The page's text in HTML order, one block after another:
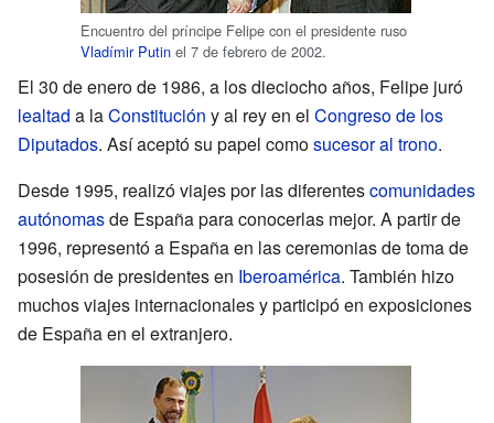
Encuentro del príncipe Felipe con el presidente ruso
Vladímir Putin el 7 de febrero de 2002.
El 30 de enero de 1986, a los dieciocho años, Felipe juró
lealtad a laConstitución y al rey en el Congreso de los
Diputados. Así aceptó su papel comosucesor al trono.
Desde 1995, realizó viajes por las diferentescomunidades
autónomasde España para conocerlas mejor. A partir de
1996, representó a España en las ceremonias de toma de
posesión de presidentes en Iberoamérica. También hizo
muchos viajes internacionales y participó en exposiciones
de España en el extranjero.